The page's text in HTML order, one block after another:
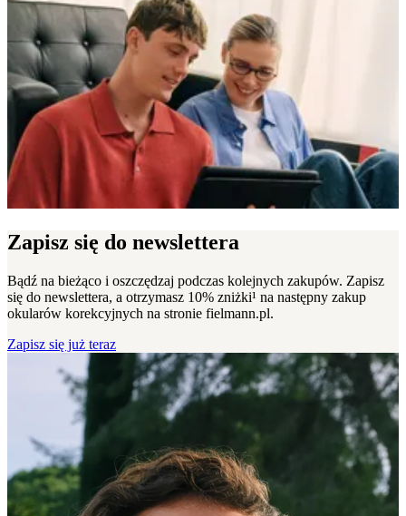
Zapisz się do newslettera
Bądź na bieżąco i oszczędzaj podczas kolejnych zakupów. Zapisz
się do newslettera, a otrzymasz 10% zniżki¹ na następny zakup
okularów korekcyjnych na stronie fielmann.pl.
Zapisz się już teraz